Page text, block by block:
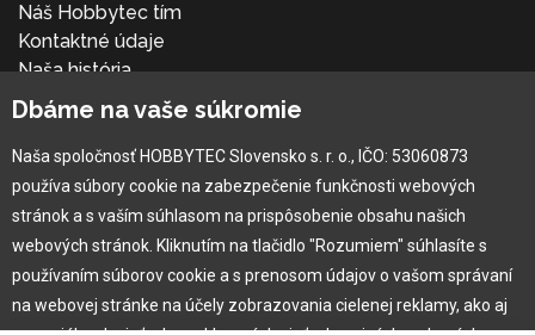
Náš Hobbytec tím
Kontaktné údaje
Naša história
Kariéra
Pre zákazníka
Garancia najlepšej ceny
Užívateľský manuál
Obchodné podmienky
Zákazník & partner
Dbáme na vaše súkromie
Naša spoločnosť HOBBYTEC Slovensko s. r. o., IČO: 53060873
používa súbory cookie na zabezpečenie funkčnosti webových
stránok a s vaším súhlasom na prispôsobenie obsahu našich
webových stránok. Kliknutím na tlačidlo "Rozumiem" súhlasíte s
používaním súborov cookie a s prenosom údajov o vašom správaní
na webovej stránke na účely zobrazovania cielenej reklamy, ako aj